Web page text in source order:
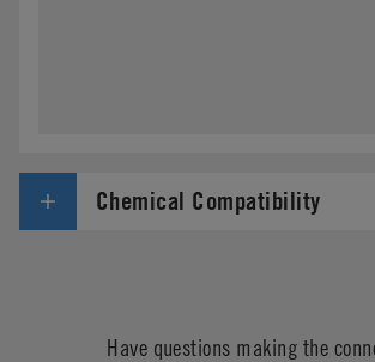
Chemical Compatibility
Have questions making the